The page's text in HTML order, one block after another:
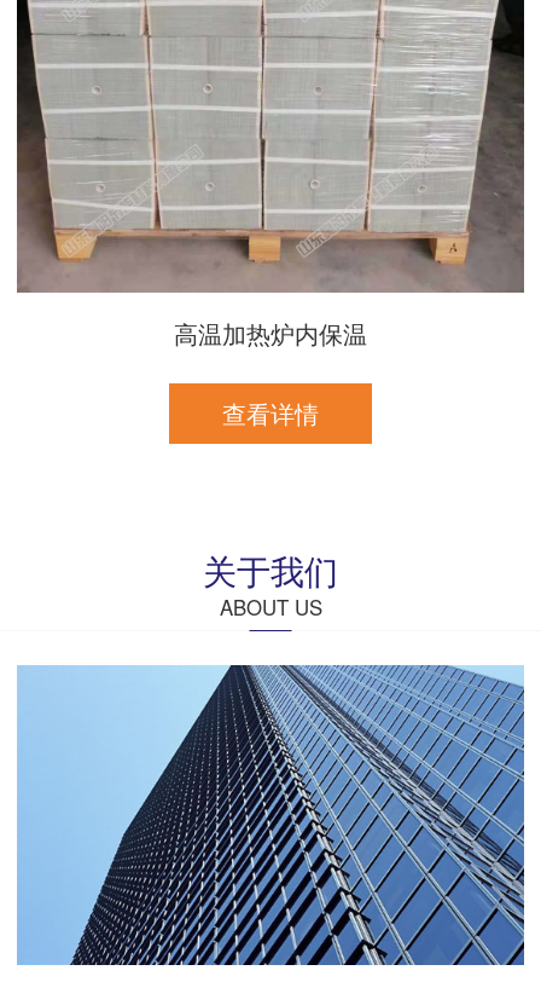
高温加热炉内保温
查看详情
关于我们
ABOUT US